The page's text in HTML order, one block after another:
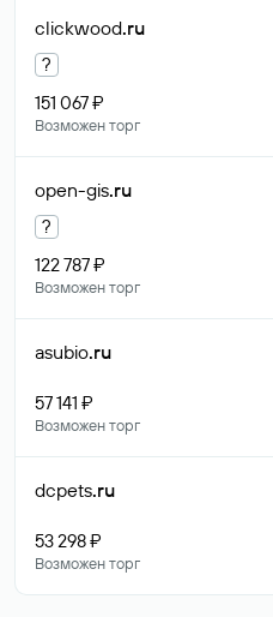
clickwood.ru
?
151 067 ₽
Возможен торг
open-gis.ru
?
122 787 ₽
Возможен торг
asubio.ru
57 141 ₽
Возможен торг
dcpets.ru
53 298 ₽
Возможен торг